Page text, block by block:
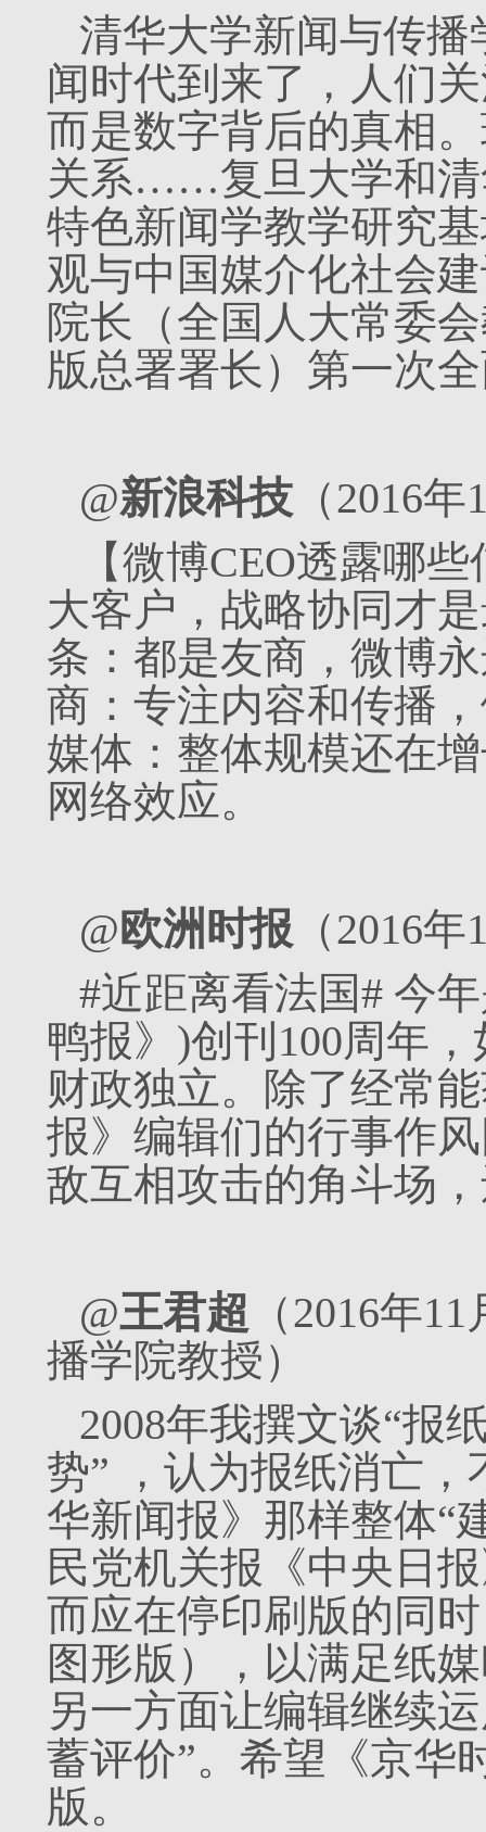
清华大学新闻与传
闻时代到来了，人们
而是数字背后的真相
关系……复旦大学和清
特色新闻学教学研究
观与中国媒介化社会
院长（全国人大常委
版总署署长）第一次
@新浪科技 （2016
【微博CEO透露哪
大客户，战略协同才
条：都是友商，微博
商：专注内容和传播
媒体：整体规模还在
网络效应。
@ 欧洲时报 （2016
#近距离看法国# 今
鸭报》)创刊100周年
财政独立。除了经常
报》编辑们的行事作
敌互相攻击的角斗场
@王君超 （2016年
播学院教授）
2008年我撰文谈“报
势” ，认为报纸消亡
华新闻报》那样整体“
民党机关报《中央日
而应在停印刷版的同
图形版），以满足纸
另一方面让编辑继续
蓄评价”。希望《京华
版。